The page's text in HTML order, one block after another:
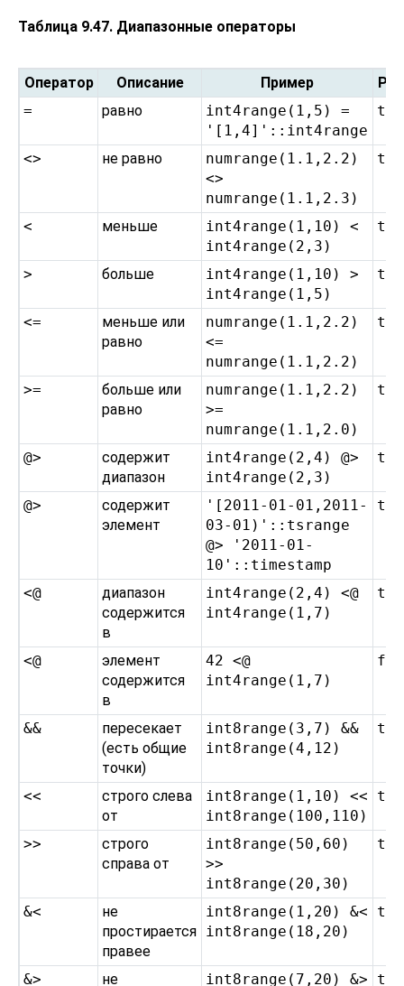
Таблица 9.47. Диапазонные операторы
Оператор Описание Пример
=
равно
int4range(1,5) =
'[1,4]'::int4range
t
<> не равно
numrange(1.1,2.2)
<>
numrange(1.1,2.3)
t
< меньше
int4range(1,10) <
int4range(2,3)
t
> больше
int4range(1,10) >
int4range(1,5)
t
<=
меньше или
равно
numrange(1.1,2.2)
<=
numrange(1.1,2.2)
t
>=
больше или
равно
numrange(1.1,2.2)
>=
numrange(1.1,2.0)
t
@>
содержит
диапазон
int4range(2,4) @>
int4range(2,3)
t
@>
содержит
элемент
'[2011-01-01,2011-
03-01)'::tsrange
@> '2011-01-
10'::timestamp
t
<@
диапазон
содержится
в
int4range(2,4) <@
int4range(1,7)
t
<@
элемент
содержится
в
42 <@
int4range(1,7)
f
&&
пересекает
(есть общие
точки)
int8range(3,7) &&
int8range(4,12)
t
<<
строго слева
от
int8range(1,10) <<
int8range(100,110)
t
>>
строго
справа от
int8range(50,60)
>>
int8range(20,30)
t
&<
не
простирается
правее
int8range(1,20) &<
int8range(18,20)
t
&> не int8range(7,20) &> t